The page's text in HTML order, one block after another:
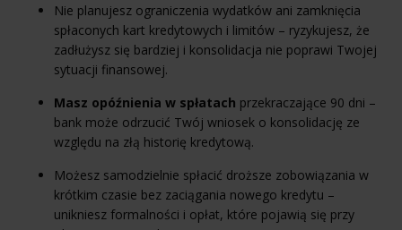
Nie planujesz ograniczenia wydatków ani zamknięcia
spłaconych kart kredytowych i limitów – ryzykujesz, że
zadłużysz się bardziej i konsolidacja nie poprawi Twojej
sytuacji finansowej.
Masz opóźnienia w spłatach przekraczające 90 dni –
bank może odrzucić Twój wniosek o konsolidację ze
względu na złą historię kredytową.
Możesz samodzielnie spłacić droższe zobowiązania w
krótkim czasie bez zaciągania nowego kredytu –
unikniesz formalności i opłat, które pojawią się przy